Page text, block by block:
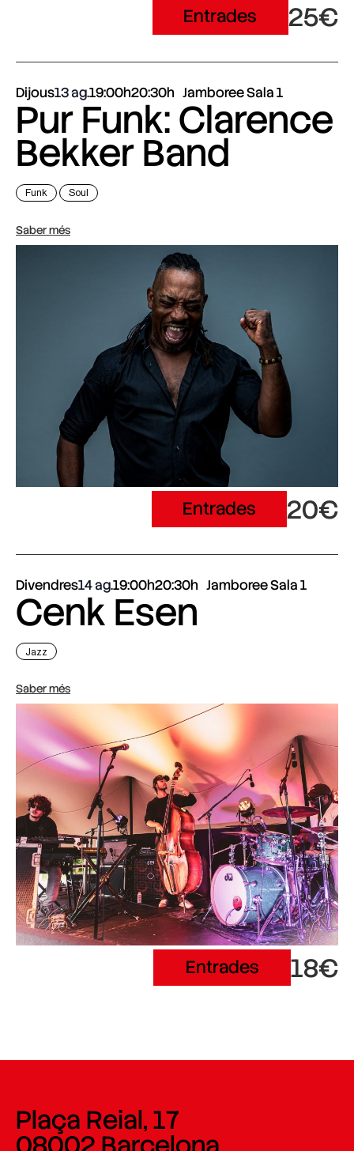
Entrades 25€
Dijous13 ag.19:00h20:30h Jamboree Sala 1
Pur Funk: Clarence
Bekker Band
Funk Soul
Saber més
Entrades 20€
Divendres14 ag.19:00h20:30h Jamboree Sala 1
Cenk Esen
Jazz
Saber més
Entrades 18€
Plaça Reial, 17